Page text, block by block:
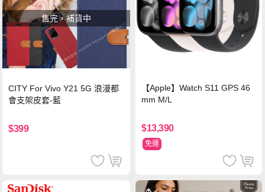
售完，補貨中
CITY For Vivo Y21 5G 浪漫都
會支架皮套-藍
$399
【Apple】Watch S11 GPS 46
mm M/L
$13,390
免運